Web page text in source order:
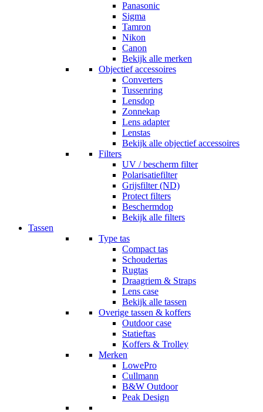
Panasonic
Sigma
Tamron
Nikon
Canon
Bekijk alle merken
Objectief accessoires
Converters
Tussenring
Lensdop
Zonnekap
Lens adapter
Lenstas
Bekijk alle objectief accessoires
Filters
UV / bescherm filter
Polarisatiefilter
Grijsfilter (ND)
Protect filters
Beschermdop
Bekijk alle filters
Tassen
Type tas
Compact tas
Schoudertas
Rugtas
Draagriem & Straps
Lens case
Bekijk alle tassen
Overige tassen & koffers
Outdoor case
Statieftas
Koffers & Trolley
Merken
LowePro
Cullmann
B&W Outdoor
Peak Design